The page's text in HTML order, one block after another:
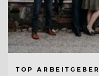
TOP ARBEITGEBER